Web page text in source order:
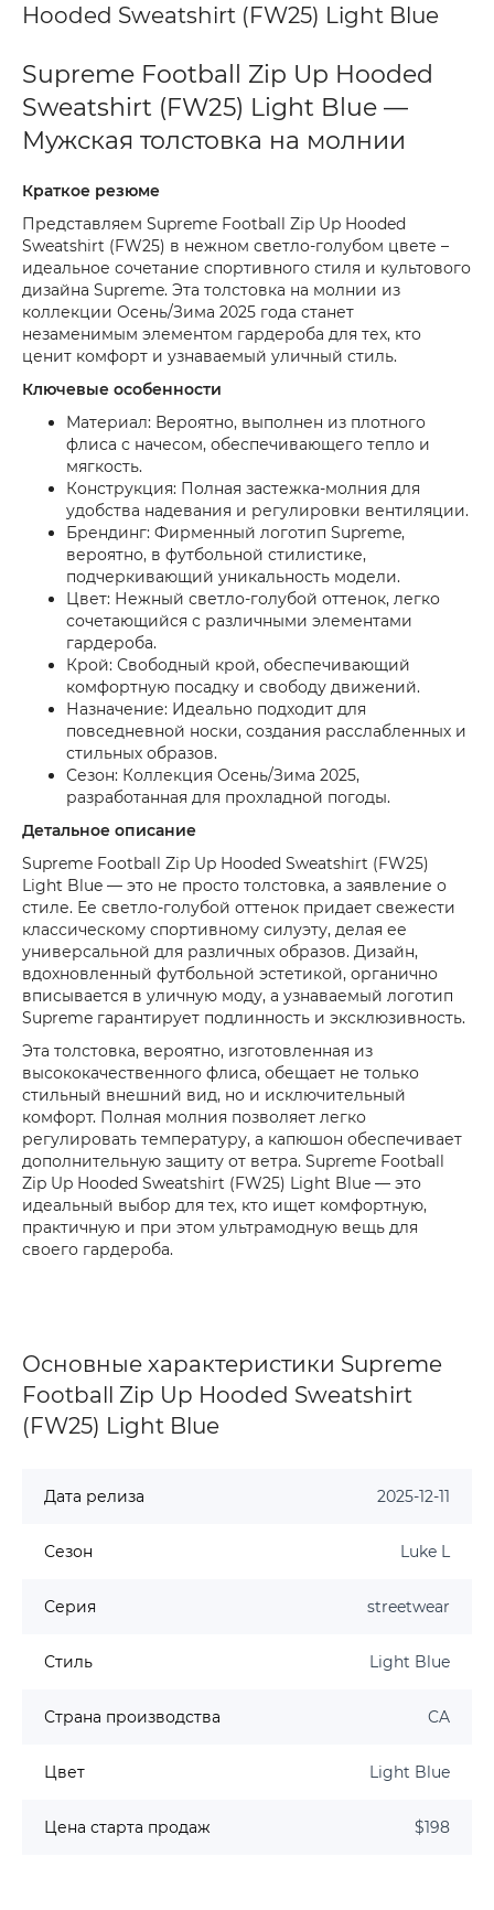
Hooded Sweatshirt (FW25) Light Blue
Supreme Football Zip Up Hooded
Sweatshirt (FW25) Light Blue —
Мужская толстовка на молнии
Краткое резюме
Представляем Supreme Football Zip Up Hooded
Sweatshirt (FW25) в нежном светло-голубом цвете –
идеальное сочетание спортивного стиля и культового
дизайна Supreme. Эта толстовка на молнии из
коллекции Осень/Зима 2025 года станет
незаменимым элементом гардероба для тех, кто
ценит комфорт и узнаваемый уличный стиль.
Ключевые особенности
Материал: Вероятно, выполнен из плотного
флиса с начесом, обеспечивающего тепло и
мягкость.
Конструкция: Полная застежка-молния для
удобства надевания и регулировки вентиляции.
Брендинг: Фирменный логотип Supreme,
вероятно, в футбольной стилистике,
подчеркивающий уникальность модели.
Цвет: Нежный светло-голубой оттенок, легко
сочетающийся с различными элементами
гардероба.
Крой: Свободный крой, обеспечивающий
комфортную посадку и свободу движений.
Назначение: Идеально подходит для
повседневной носки, создания расслабленных и
стильных образов.
Сезон: Коллекция Осень/Зима 2025,
разработанная для прохладной погоды.
Детальное описание
Supreme Football Zip Up Hooded Sweatshirt (FW25)
Light Blue — это не просто толстовка, а заявление о
стиле. Ее светло-голубой оттенок придает свежести
классическому спортивному силуэту, делая ее
универсальной для различных образов. Дизайн,
вдохновленный футбольной эстетикой, органично
вписывается в уличную моду, а узнаваемый логотип
Supreme гарантирует подлинность и эксклюзивность.
Эта толстовка, вероятно, изготовленная из
высококачественного флиса, обещает не только
стильный внешний вид, но и исключительный
комфорт. Полная молния позволяет легко
регулировать температуру, а капюшон обеспечивает
дополнительную защиту от ветра. Supreme Football
Zip Up Hooded Sweatshirt (FW25) Light Blue — это
идеальный выбор для тех, кто ищет комфортную,
практичную и при этом ультрамодную вещь для
своего гардероба.
Основные характеристики Supreme
Football Zip Up Hooded Sweatshirt
(FW25) Light Blue
Дата релиза 2025-12-11
Сезон Luke L
Серия streetwear
Стиль Light Blue
Страна производства CA
Цвет Light Blue
Цена старта продаж $198